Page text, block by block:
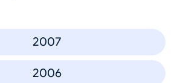
2007
2006